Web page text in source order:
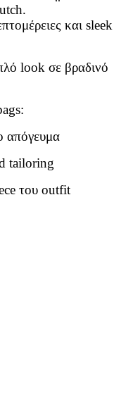
και sleek
look σε βραδινό
απόγευμα
tailoring
του outfit